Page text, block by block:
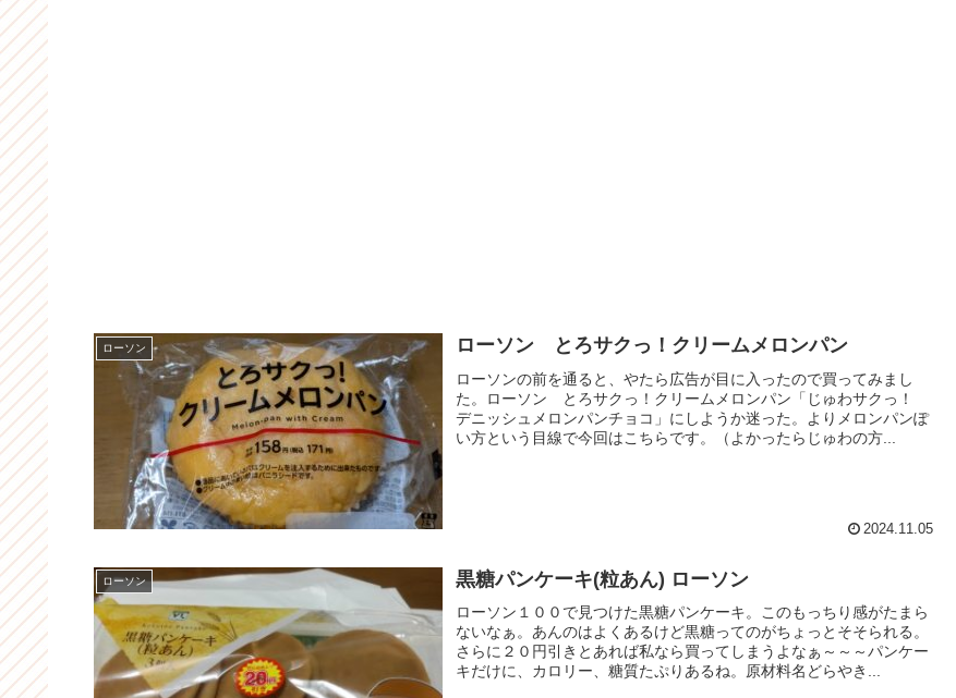
ローソン ローソン とろサクっ！クリームメロンパン
ローソンの前を通ると、やたら広告が目に入ったので買ってみまし
た。ローソン とろサクっ！クリームメロンパン「じゅわサクっ！
デニッシュメロンパンチョコ」にしようか迷った。よりメロンパンぽ
い方という目線で今回はこちらです。（よかったらじゅわの方...
2024.11.05
ローソン 黒糖パンケーキ(粒あん) ローソン
ローソン１００で見つけた黒糖パンケーキ。このもっちり感がたまら
ないなぁ。あんのはよくあるけど黒糖ってのがちょっとそそられる。
さらに２０円引きとあれば私なら買ってしまうよなぁ～～～パンケー
キだけに、カロリー、糖質たぷりあるね。原材料名どらやき...